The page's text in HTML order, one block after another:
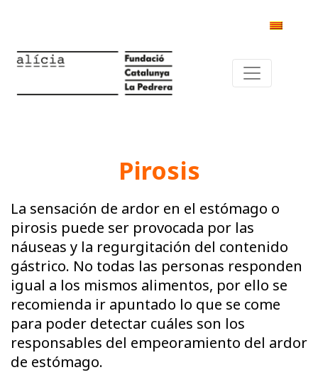
Pirosis
La sensación de ardor en el estómago o
pirosis puede ser provocada por las
náuseas y la regurgitación del contenido
gástrico. No todas las personas responden
igual a los mismos alimentos, por ello se
recomienda ir apuntado lo que se come
para poder detectar cuáles son los
responsables del empeoramiento del ardor
de estómago.